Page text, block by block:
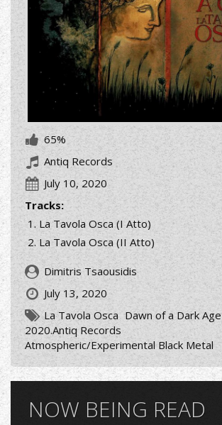
65%
Antiq Records
July 10, 2020
Tracks:
La Tavola Osca (I Atto)
La Tavola Osca (II Atto)
Dimitris Tsaousidis
July 13, 2020
La Tavola Osca Dawn of a Dark Age
2020.Antiq Records
Atmospheric/Experimental Black Metal
NOW BEING READ